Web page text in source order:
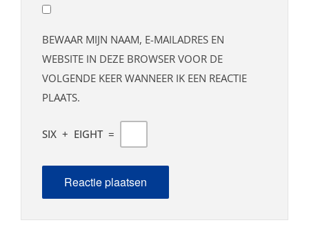
BEWAAR MIJN NAAM, E-MAILADRES EN
WEBSITE IN DEZE BROWSER VOOR DE
VOLGENDE KEER WANNEER IK EEN REACTIE
PLAATS.
SIX + EIGHT =